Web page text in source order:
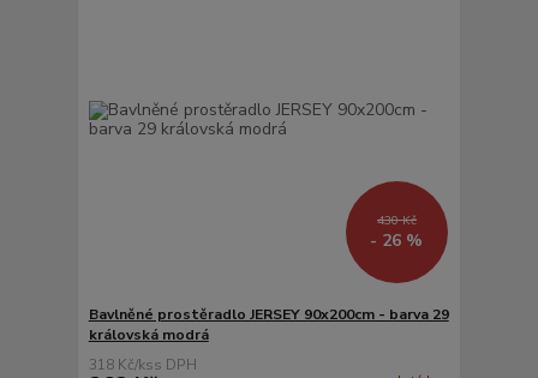
430 Kč
- 26 %
Bavlněné prostěradlo JERSEY 90x200cm - barva 29
královská modrá
318 Kč/ks